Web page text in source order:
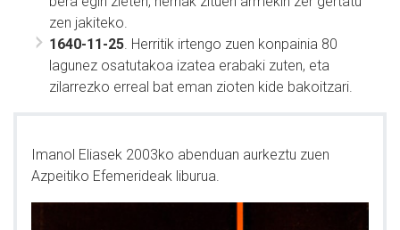
zen jakiteko.
1640-11-25 . Herritik irtengo zuen konpainia 80
lagunez osatutakoa izatea erabaki zuten, eta
zilarrezko erreal bat eman zioten kide bakoitzari.
Imanol Eliasek 2003ko abenduan aurkeztu zuen
Azpeitiko Efemerideak liburua.